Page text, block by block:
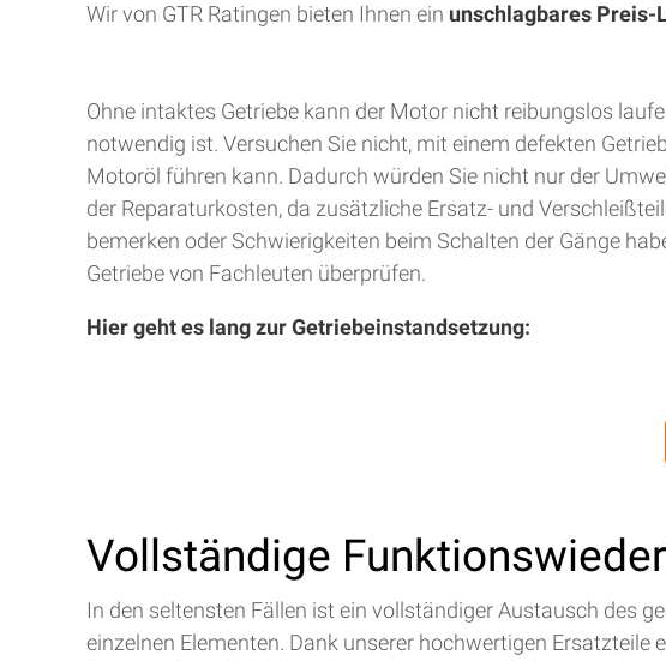
Wir von GTR Ratingen bieten Ihnen ein unschlagbares
Ohne intaktes Getriebe kann der Motor nicht reibungslos
notwendig ist. Versuchen Sie nicht, mit einem defekten
Motoröl führen kann. Dadurch würden Sie nicht nur der
der Reparaturkosten, da zusätzliche Ersatz- und
bemerken oder Schwierigkeiten beim Schalten der Gänge
Getriebe von Fachleuten überprüfen.
Hier geht es lang zur Getriebeinstandsetzung:
Vollständige
In den seltensten Fällen ist ein vollständiger Austausch des
einzelnen Elementen. Dank unserer hochwertigen